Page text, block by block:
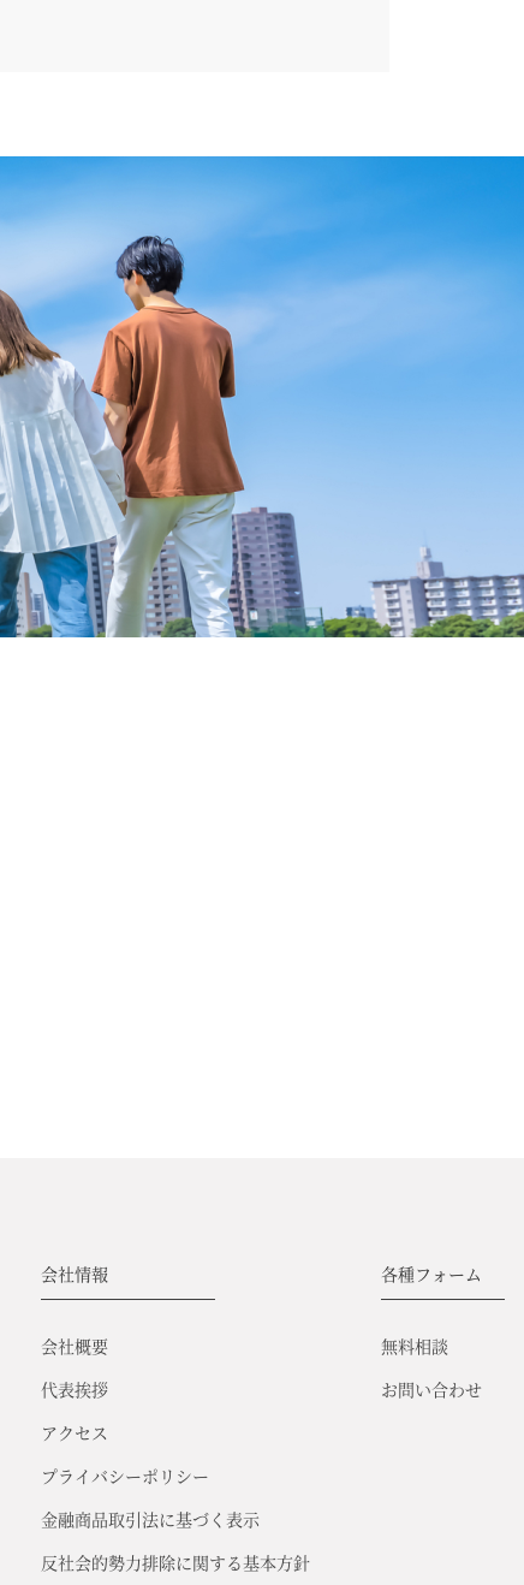
会社情報
会社概要
代表挨拶
アクセス
プライバシーポリシー
金融商品取引法に基づく表示
反社会的勢力排除に関する基本方針
各種フォーム
無料相談
お問い合わせ